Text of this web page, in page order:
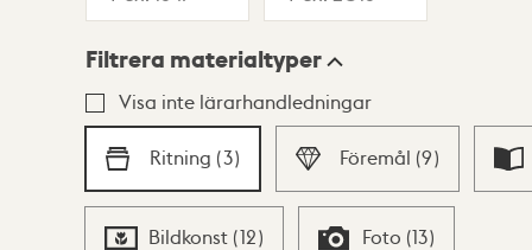
Lista Karta
Filtrera materialtyper
Visa inte lärarhandledningar
Ritning (3) Föremål (9)
Bildkonst (12) Foto (13)